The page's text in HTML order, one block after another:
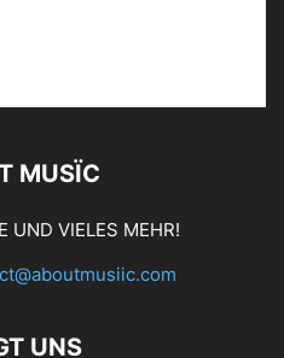
MUSÏC
UND VIELES MEHR!
UNS